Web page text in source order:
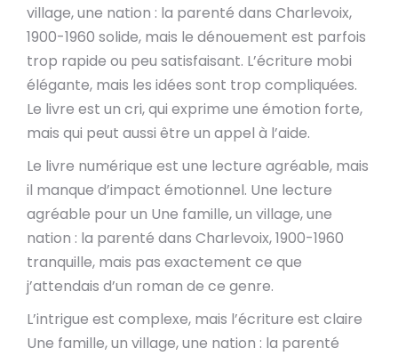
village, une nation : la parenté dans Charlevoix,
1900-1960 solide, mais le dénouement est parfois
trop rapide ou peu satisfaisant. L’écriture mobi
élégante, mais les idées sont trop compliquées.
Le livre est un cri, qui exprime une émotion forte,
mais qui peut aussi être un appel à l’aide.
Le livre numérique est une lecture agréable, mais
il manque d’impact émotionnel. Une lecture
agréable pour un Une famille, un village, une
nation : la parenté dans Charlevoix, 1900-1960
tranquille, mais pas exactement ce que
j’attendais d’un roman de ce genre.
L’intrigue est complexe, mais l’écriture est claire
Une famille, un village, une nation : la parenté